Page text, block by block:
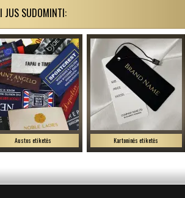
JUS SUDOMINTI:
Austos etiketės Kartoninės etiketės